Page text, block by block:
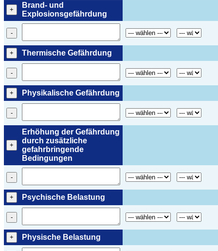
+
Brand- und
Explosionsgefährdung
-
+ Thermische Gefährdung
-
+ Physikalische Gefährdung
-
+
Erhöhung der Gefährdung
durch zusätzliche
gefahrbringende
Bedingungen
-
+ Psychische Belastung
-
+ Physische Belastung